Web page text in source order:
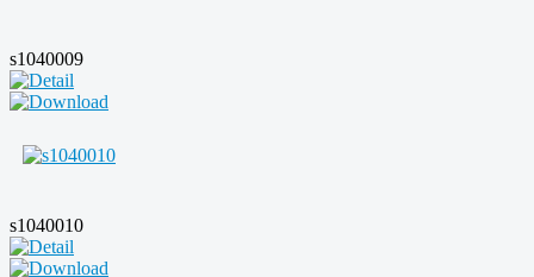
s1040009
s1040010